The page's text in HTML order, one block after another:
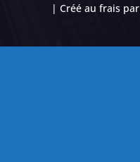
| Créé au frais par